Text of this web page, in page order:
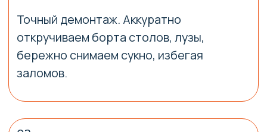
Фиксация
Вертикальная фиксация внутри Газели.
Надежно крепим все детали столов
04